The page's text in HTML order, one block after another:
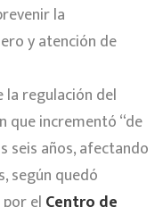
la
y atención de
la regulación del
que incrementó “de
seis años, afectando
según quedó